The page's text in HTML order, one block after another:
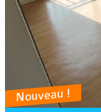
Nouveau !